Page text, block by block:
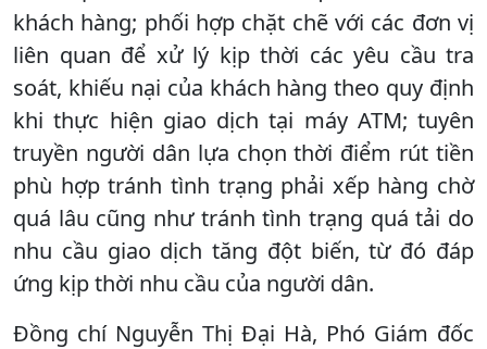
khách hàng; phối hợp chặt chẽ với các đơn vị
liên quan để xử lý kịp thời các yêu cầu tra
soát, khiếu nại của khách hàng theo quy định
khi thực hiện giao dịch tại máy ATM; tuyên
truyền người dân lựa chọn thời điểm rút tiền
phù hợp tránh tình trạng phải xếp hàng chờ
quá lâu cũng như tránh tình trạng quá tải do
nhu cầu giao dịch tăng đột biến, từ đó đáp
ứng kịp thời nhu cầu của người dân.
Đồng chí Nguyễn Thị Đại Hà, Phó Giám đốc